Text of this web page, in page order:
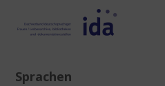
Sprachen